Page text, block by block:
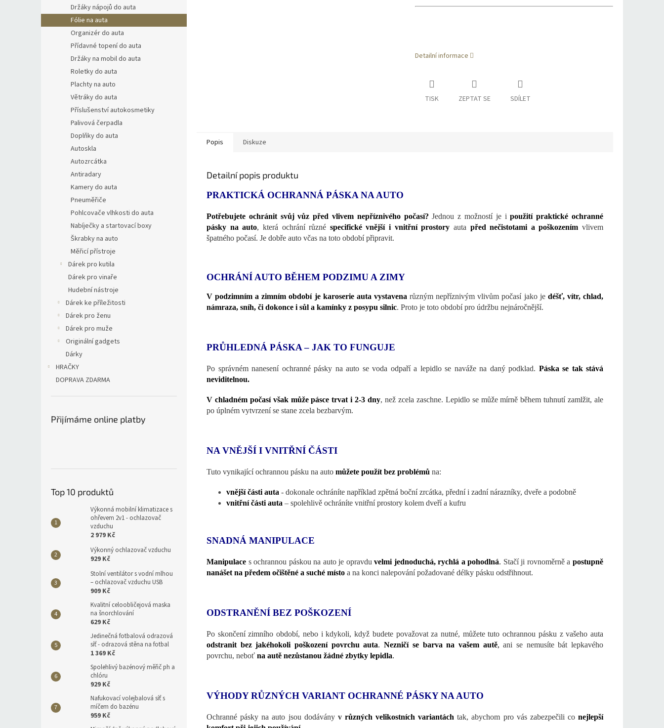
Držáky nápojů do auta
Fólie na auta
Organizér do auta
Přídavné topení do auta
Držáky na mobil do auta
Roletky do auta
Plachty na auto
Větráky do auta
Příslušenství autokosmetiky
Palivová čerpadla
Doplňky do auta
Autoskla
Autozrcátka
Antiradary
Kamery do auta
Pneuměřiče
Pohlcovače vlhkosti do auta
Nabíječky a startovací boxy
Škrabky na auto
Měřicí přístroje
Dárek pro kutila
Dárek pro vinaře
Hudební nástroje
Dárek ke příležitosti
Dárek pro ženu
Dárek pro muže
Originální gadgets
Dárky
HRAČKY
DOPRAVA ZDARMA
Přijímáme online platby
Top 10 produktů
Výkonná mobilní klimatizace s
ohřevem 2v1 - ochlazovač
vzduchu
2 979 Kč
Výkonný ochlazovač vzduchu
929 Kč
Stolní ventilátor s vodní mlhou
– ochlazovač vzduchu USB
909 Kč
Kvalitní celoobličejová maska
na šnorchlování
629 Kč
Jedinečná fotbalová odrazová
síť - odrazová stěna na fotbal
1 369 Kč
Spolehlivý bazénový měřič ph a
chlóru
929 Kč
Nafukovací volejbalová síť s
míčem do bazénu
959 Kč
Detailní informace
TISK ZEPTAT SE SDÍLET
Popis Diskuze
Detailní popis produktu
PRAKTICKÁ OCHRANNÁ PÁSKA NA AUTO
Potřebujete ochránit svůj vůz před vlivem nepříznivého počasí? Jednou z možností je ipoužití praktické ochranné
pásky na auto, která ochrání různé specifické vnější i vnitřní prostory auta před nečistotami a poškozením vlivem
špatného počasí. Je dobře auto včas na toto období připravit.
OCHRÁNÍ AUTO BĚHEM PODZIMU A ZIMY
V podzimním a zimním období je karoserie auta vystavena různým nepříznivým vlivům počasí jako je déšť, vítr, chlad,
námraza, sníh, či dokonce i sůl a kamínky z posypu silnic. Proto je toto období pro údržbu nejnáročnější.
PRŮHLEDNÁ PÁSKA – JAK TO FUNGUJE
Po správném nanesení ochranné pásky na auto se voda odpaří a lepidlo se naváže na daný podklad. Páska se tak stává
neviditelnou.
V chladném počasí však může pásce trvat i 2-3 dny, než zcela zaschne. Lepidlo se může mírně během tuhnutí zamlžit, ale
po úplném vytvrzení se stane zcela bezbarvým.
NA VNĚJŠÍ I VNITŘNÍ ČÁSTI
Tuto vynikající ochrannou pásku na auto můžete použít bez problémů na:
vnější části auta - dokonale ochráníte například zpětná boční zrcátka, přední i zadní nárazníky, dveře a podobně
vnitřní části auta – spolehlivě ochráníte vnitřní prostory kolem dveří a kufru
SNADNÁ MANIPULACE
Manipulace s ochrannou páskou na auto je opravduvelmi jednoduchá, rychlá a pohodlná. Stačí ji rovnoměrně a postupně
nanášet na předem očištěné a suché místo a na konci nalepování požadované délky pásku odstřihnout.
ODSTRANĚNÍ BEZ POŠKOZENÍ
Po skončení zimního období, nebo i kdykoli, když budete považovat za nutné, můžete tuto ochrannou pásku z vašeho auta
odstranit bez jakéhokoli poškození povrchu auta.Nezničí se barva na vašem autě, ani se nemusíte bát lepkavého
povrchu, neboť na autě nezůstanou žádné zbytky lepidla.
VÝHODY RŮZNÝCH VARIANT OCHRANNÉ PÁSKY NA AUTO
Ochranné pásky na auto jsou dodávány v různých velikostních variantách tak, abychom pro vás zabezpečili co nejlepší